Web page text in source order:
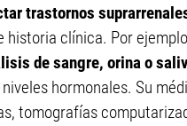
trastornos
historia clínica. Por
de sangre, orina o
hormonales. Su
tomografías